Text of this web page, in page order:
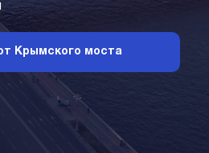
Крымского моста